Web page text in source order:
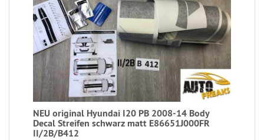
NEU original Hyundai I20 PB 2008-14 Body
Decal Streifen schwarz matt E86651J000FR
II/2B/B412